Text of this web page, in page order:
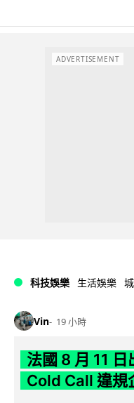
ADVERTISEMENT
科技娛樂 生活娛樂
Vin 19 小時
法國 8 月 11
Cold Call 違規